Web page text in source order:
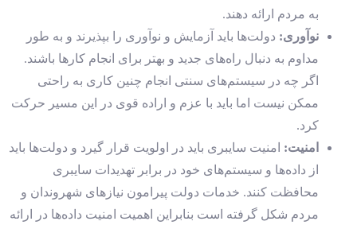
به مردم ارائه دهند.
نوآوری: دولت‌ها باید آزمایش و نوآوری را بپذیرند و به طور
مداوم به دنبال راه‌های جدید و بهتر برای انجام کارها باشند.
اگر چه در سیستم‌های سنتی انجام چنین کاری به راحتی
ممکن نیست اما باید با عزم و اراده قوی در این مسیر حرکت
کرد.
امنیت: امنیت سایبری باید در اولویت قرار گیرد و دولت‌ها باید
از داده‌ها و سیستم‌های خود در برابر تهدیدات سایبری
محافظت کنند. خدمات دولت پیرامون نیازهای شهروندان و
مردم شکل گرفته است بنابراین اهمیت امنیت داده‌ها در ارائه